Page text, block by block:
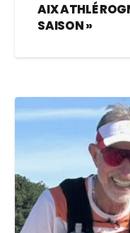
AIX ATHLÉ
SAISON »